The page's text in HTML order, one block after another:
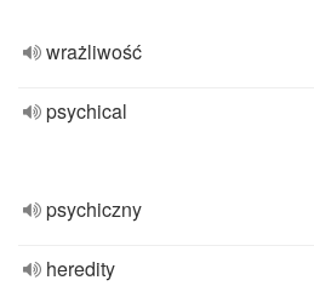
wrażliwość
psychical
psychiczny
heredity